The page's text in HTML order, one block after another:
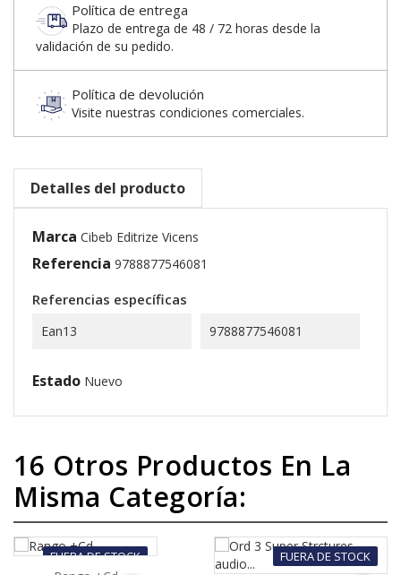
Política de entrega
Plazo de entrega de 48 / 72 horas desde la
validación de su pedido.
Política de devolución
Visite nuestras condiciones comerciales.
Detalles del producto
Marca Cibeb Editrize Vicens
Referencia 9788877546081
Referencias específicas
Ean13 9788877546081
Estado Nuevo
16 Otros Productos En La
Misma Categoría:
FUERA DE STOCK FUERA DE STOCK